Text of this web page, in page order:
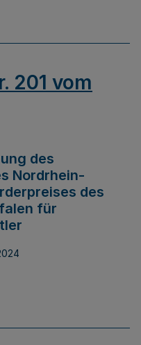
201 vom
des
Nordrhein-
des
für